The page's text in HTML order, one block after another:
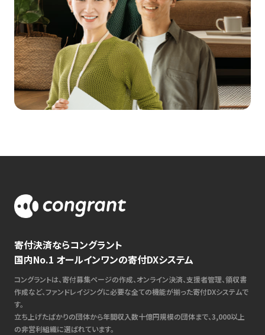
寄付決済ならコングラント
国内No.1 オールインワンの寄付DXシステム
コングラントは、寄付募集ページの作成、オンライン決済、支援者管理、領収書
作成など、ファンドレイジングに必要な全ての機能が揃った寄付DXシステムで
す。
立ち上げたばかりの団体から年間収入数十億円規模の団体まで、3,000以上
の非営利組織に選ばれています。